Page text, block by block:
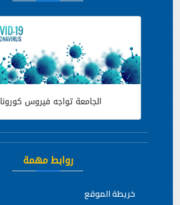
الجامعة تواجه فيروس كورونا
روابط مهمة
خريطة الموقع